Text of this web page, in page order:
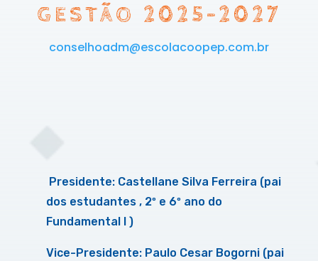
GESTÃO 2025-2027
conselhoadm@escolacoopep.com.br
Presidente: Castellane Silva Ferreira (pai
dos estudantes , 2º e 6º ano do
Fundamental I )
Vice-Presidente: Paulo Cesar Bogorni (pai